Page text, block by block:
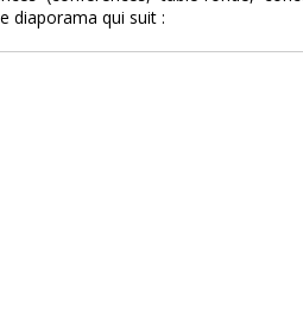
diaporama qui suit :